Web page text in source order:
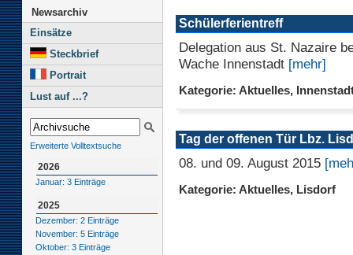
Newsarchiv
Einsätze
Steckbrief
Portrait
Lust auf ...?
Erweiterte Volltextsuche
2026
Januar: 3 Einträge
2025
Dezember: 2 Einträge
November: 5 Einträge
Oktober: 3 Einträge
Schülerferientreff
Delegation aus St. Nazaire
Wache Innenstadt [mehr]
Kategorie: Aktuelles,
Tag der offenen Tür Lbz.
08. und 09. August 2015
Kategorie: Aktuelles, Lisdorf